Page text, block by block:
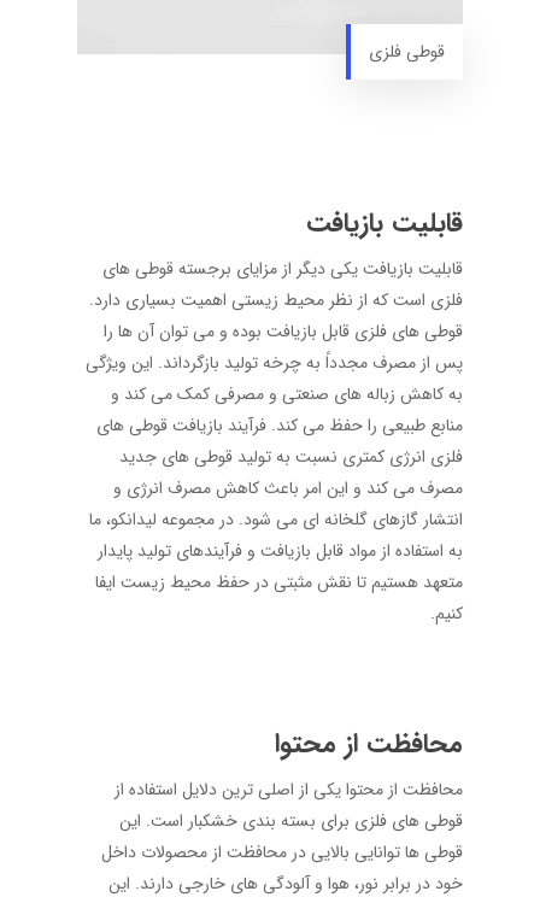
قوطی فلزی
قابلیت بازیافت
قابلیت بازیافت یکی دیگر از مزایای برجسته قوطی ‌های
فلزی است که از نظر محیط زیستی اهمیت بسیاری دارد.
قوطی‌ های فلزی قابل بازیافت بوده و می ‌توان آن‌ ها را
پس از مصرف مجدداً به چرخه تولید بازگرداند. این ویژگی
به کاهش زباله‌ های صنعتی و مصرفی کمک می‌ کند و
منابع طبیعی را حفظ می‌ کند. فرآیند بازیافت قوطی‌ های
فلزی انرژی کمتری نسبت به تولید قوطی ‌های جدید
مصرف می‌ کند و این امر باعث کاهش مصرف انرژی و
انتشار گازهای گلخانه ‌ای می ‌شود. در مجموعه لیدانکو، ما
به استفاده از مواد قابل بازیافت و فرآیندهای تولید پایدار
متعهد هستیم تا نقش مثبتی در حفظ محیط زیست ایفا
کنیم.
محافظت از محتوا
محافظت از محتوا یکی از اصلی‌ ترین دلایل استفاده از
قوطی‌ های فلزی برای بسته‌ بندی خشکبار است. این
قوطی ‌ها توانایی بالایی در محافظت از محصولات داخل
خود در برابر نور، هوا و آلودگی ‌های خارجی دارند. این